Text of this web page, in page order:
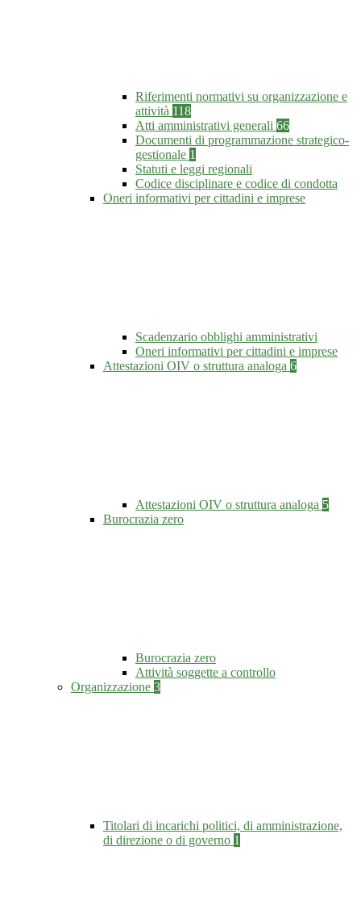
Riferimenti normativi su organizzazione e
attività 118
Atti amministrativi generali 66
Documenti di programmazione strategico-
gestionale 1
Statuti e leggi regionali
Codice disciplinare e codice di condotta
Oneri informativi per cittadini e imprese
Scadenzario obblighi amministrativi
Oneri informativi per cittadini e imprese
Attestazioni OIV o struttura analoga 6
Attestazioni OIV o struttura analoga 5
Burocrazia zero
Burocrazia zero
Attività soggette a controllo
Organizzazione 3
Titolari di incarichi politici, di amministrazione,
di direzione o di governo 1